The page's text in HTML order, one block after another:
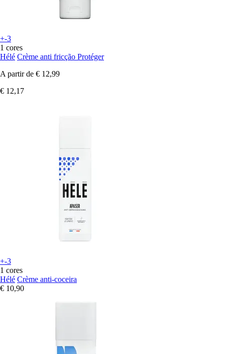
+-3
1 cores
Hélé Crème anti fricção Protéger
A partir de € 12,99
€ 12,17
+-3
1 cores
Hélé Crème anti-coceira
€ 10,90